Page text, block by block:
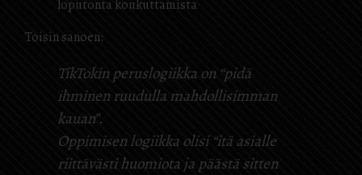
loputonta koukuttamista
Toisin sanoen:
TikTokin peruslogiikka on “pidä
ihminen ruudulla mahdollisimman
kauan”.
Oppimisen logiikka olisi “itä asialle
riittävästi huomiota ja päästä sitten